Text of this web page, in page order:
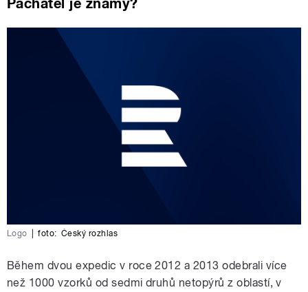
Pachatel je známý?
Logo foto: Český rozhlas
Během dvou expedic v roce 2012 a 2013 odebrali více
než 1000 vzorků od sedmi druhů netopýrů z oblastí, v